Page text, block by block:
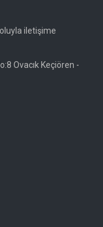
iletişime
Ovacık Keçiören -